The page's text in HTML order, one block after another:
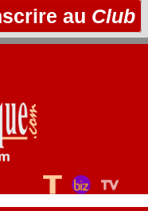
au Club